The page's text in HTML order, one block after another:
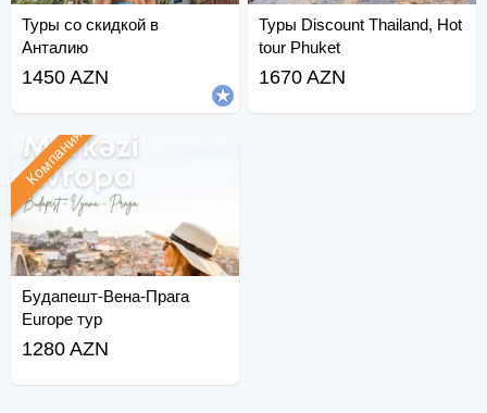
Туры со скидкой в
Анталию
1450 AZN
Туры Discount Thailand, Hot
tour Phuket
1670 AZN
Будапешт-Вена-Прага
Europe тур
Компания
1280 AZN